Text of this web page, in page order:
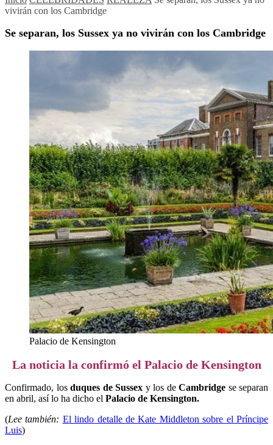
vivirán con los Cambridge
Se separan, los Sussex ya no vivirán con los Cambridge
Palacio de Kensington
La noticia la confirmó el Palacio de Kensington
Confirmado, los duques de Sussex y los de Cambridge se separan
en abril, así lo ha dicho el Palacio de Kensington.
(Lee también: El lindo detalle de Kate Middleton sobre el Príncipe
Luis)